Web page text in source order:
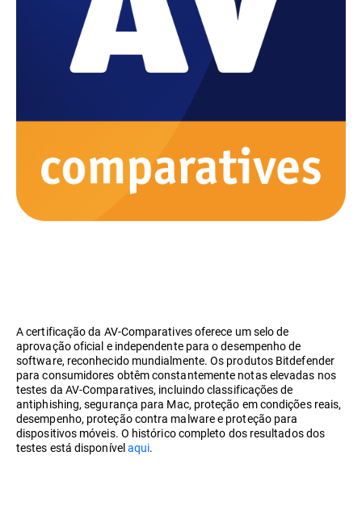
A certificação da AV-Comparatives oferece um selo de
aprovação oficial e independente para o desempenho de
software, reconhecido mundialmente. Os produtos Bitdefender
para consumidores obtêm constantemente notas elevadas nos
testes da AV-Comparatives, incluindo classificações de
antiphishing, segurança para Mac, proteção em condições reais,
desempenho, proteção contra malware e proteção para
dispositivos móveis. O histórico completo dos resultados dos
testes está disponívelaqui.